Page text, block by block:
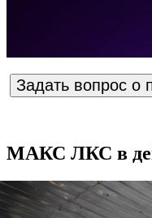
Задать вопрос о
МАКС ЛКС в